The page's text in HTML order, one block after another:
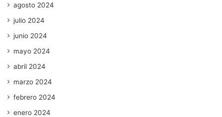
agosto 2024
julio 2024
junio 2024
mayo 2024
abril 2024
marzo 2024
febrero 2024
enero 2024